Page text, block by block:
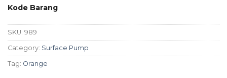
Kode Barang
SKU: 989
Category: Surface Pump
Tag: Orange